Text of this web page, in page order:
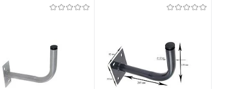
сравнению
В избранное В наличии
клик
К
сравнению
В избранное В наличии